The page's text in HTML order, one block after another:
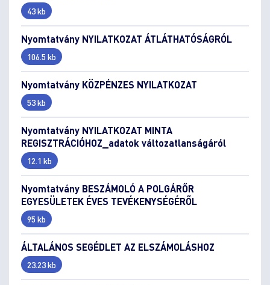
43 kb
Nyomtatvány NYILATKOZAT ÁTLÁTHATÓSÁGRÓL
106.5 kb
Nyomtatvány KÖZPÉNZES NYILATKOZAT
53 kb
Nyomtatvány NYILATKOZAT MINTA
REGISZTRÁCIÓHOZ_adatok változatlanságáról
12.1 kb
Nyomtatvány BESZÁMOLÓ A POLGÁRŐR
EGYESÜLETEK ÉVES TEVÉKENYSÉGÉRŐL
95 kb
ÁLTALÁNOS SEGÉDLET AZ ELSZÁMOLÁSHOZ
23.23 kb